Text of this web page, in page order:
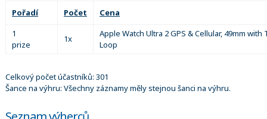
Pořadí Počet
Cena
1
prize
1x
Apple Watch Ultra 2 GPS & Cellular, 49mm with
Loop
Celkový počet účastníků: 301
Šance na výhru: Všechny záznamy měly stejnou šanci na výhru.